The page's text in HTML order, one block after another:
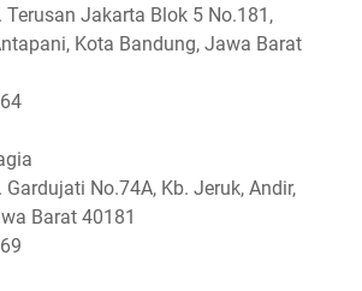
Jakarta Blok 5 No.181,
Kota Bandung, Jawa Barat
No.74A, Kb. Jeruk, Andir,
Barat 40181